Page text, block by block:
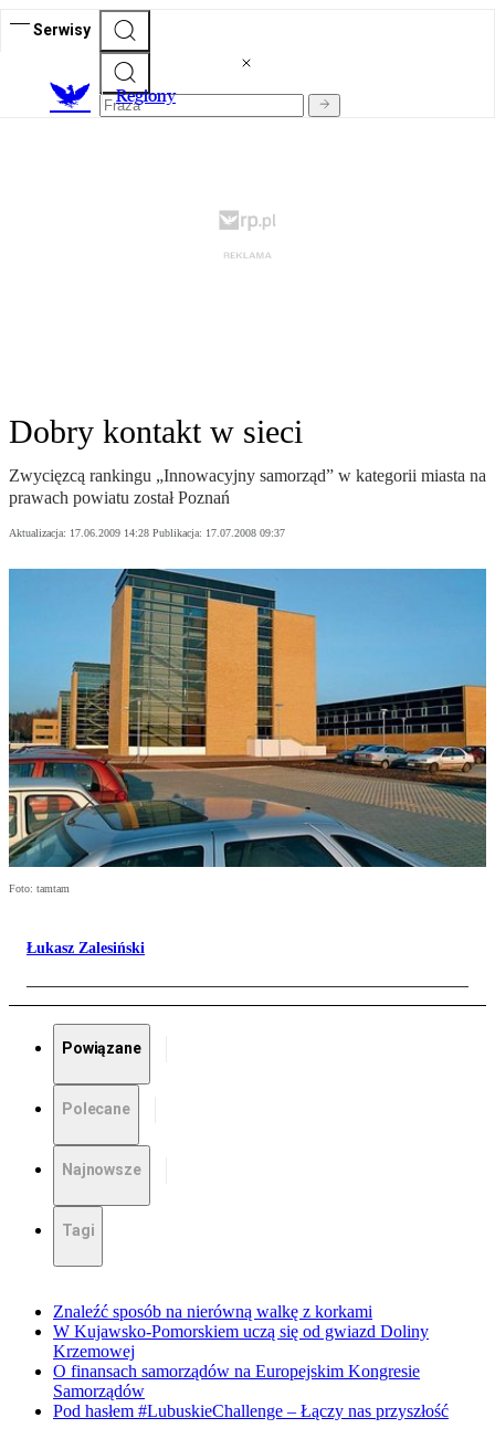
Serwisy
Regiony
Dobry kontakt w sieci
Zwycięzcą rankingu „Innowacyjny samorząd” w kategorii miasta na
prawach powiatu został Poznań
Aktualizacja: 17.06.2009 14:28 Publikacja: 17.07.2008 09:37
Foto: tamtam
Łukasz Zalesiński
Powiązane
Polecane
Najnowsze
Tagi
Znaleźć sposób na nierówną walkę z korkami
W Kujawsko-Pomorskiem uczą się od gwiazd Doliny
Krzemowej
O finansach samorządów na Europejskim Kongresie
Samorządów
Pod hasłem #LubuskieChallenge – Łączy nas przyszłość